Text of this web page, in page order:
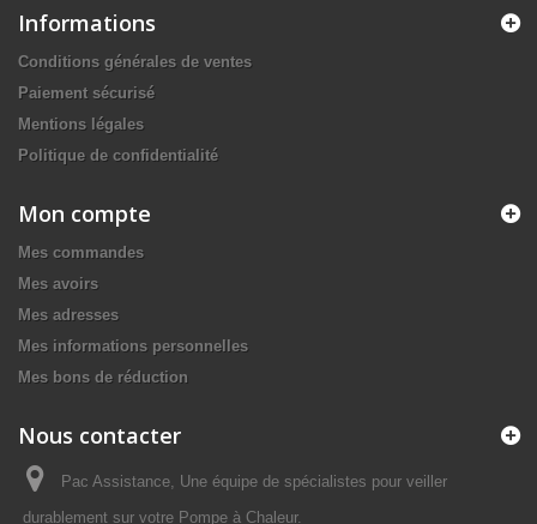
Informations
Conditions générales de ventes
Paiement sécurisé
Mentions légales
Politique de confidentialité
Mon compte
Mes commandes
Mes avoirs
Mes adresses
Mes informations personnelles
Mes bons de réduction
Nous contacter
Pac Assistance, Une équipe de spécialistes pour veiller
durablement sur votre Pompe à Chaleur.